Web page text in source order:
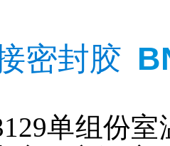
密封胶 B
单组份室